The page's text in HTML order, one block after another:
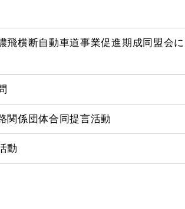
飛横断自動車道事業促進期成同盟会に
関係団体合同提言活動
動